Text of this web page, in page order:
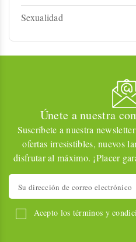
Sexualidad
Únete a nuestra
Suscríbete a nuestra
ofertas irresistibles, nuevos
disfrutar al máximo. ¡Placer
Acepto los términos y